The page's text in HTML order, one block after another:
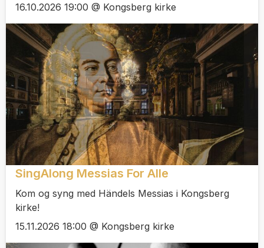
16.10.2026 19:00 @ Kongsberg kirke
SingAlong Messias For Alle
Kom og syng med Händels Messias i Kongsberg
kirke!
15.11.2026 18:00 @ Kongsberg kirke